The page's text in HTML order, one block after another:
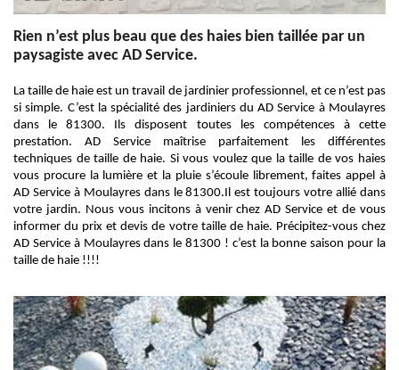
Rien n’est plus beau que des haies bien taillée par un
paysagiste avec AD Service.
La taille de haie est un travail de jardinier professionnel, et ce n’est pas
si simple. C’est la spécialité des jardiniers du AD Service à Moulayres
dans le 81300. Ils disposent toutes les compétences à cette
prestation. AD Service maîtrise parfaitement les différentes
techniques de taille de haie. Si vous voulez que la taille de vos haies
vous procure la lumière et la pluie s’écoule librement, faites appel à
AD Service à Moulayres dans le 81300.Il est toujours votre allié dans
votre jardin. Nous vous incitons à venir chez AD Service et de vous
informer du prix et devis de votre taille de haie. Précipitez-vous chez
AD Service à Moulayres dans le 81300 ! c’est la bonne saison pour la
taille de haie !!!!